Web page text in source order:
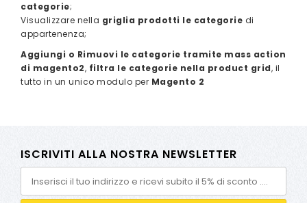
categorie;
Visualizzare nella griglia prodotti le categorie di
appartenenza;
Aggiungi o Rimuovi le categorie tramite mass action
di magento2, filtra le categorie nella product grid, il
tutto in un unico modulo per Magento 2
ISCRIVITI ALLA NOSTRA NEWSLETTER